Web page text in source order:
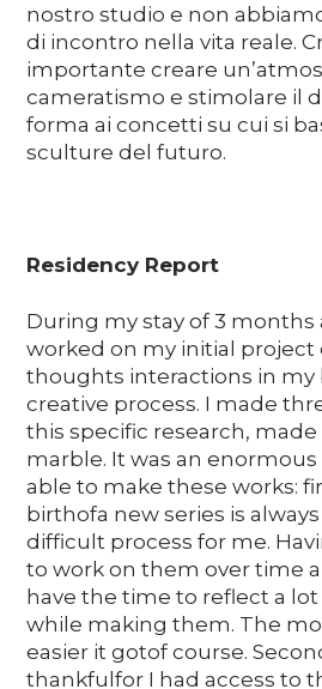
nostro studio e non
di incontro nella vita reale.
importante creare
cameratismo e stimolare il
forma ai concetti su cui si
sculture del futuro.
Residency Report
During my stay of 3 months
worked on my initial project
thoughts interactions in my
creative process. I made
this specific research, made
marble. It was an
able to make these works:
birthofa new series is
difficult process for me.
to work on them over time
have the time to reflect a
while making them. The
easier it gotof course.
thankfulfor I had access to